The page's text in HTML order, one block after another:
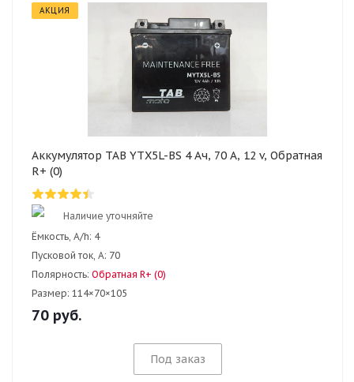
АКЦИЯ
Аккумулятор TAB YTX5L-BS 4 Ач, 70 А, 12 v, Обратная
R+ (0)
Наличие уточняйте
Ёмкость, A/h: 4
Пусковой ток, А: 70
Полярность: Обратная R+ (0)
Размер: 114×70×105
70 руб.
Под заказ